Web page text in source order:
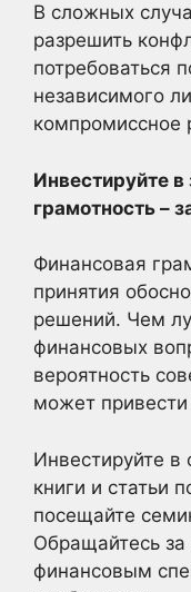
В сложных
разрешить
потребоваться
независимого
компромиссное
Инвестируйте
грамотность –
Финансовая
принятия
решений. Чем
финансовых
вероятность
может привести
Инвестируйте в
книги и статьи
посещайте
Обращайтесь за
финансовым